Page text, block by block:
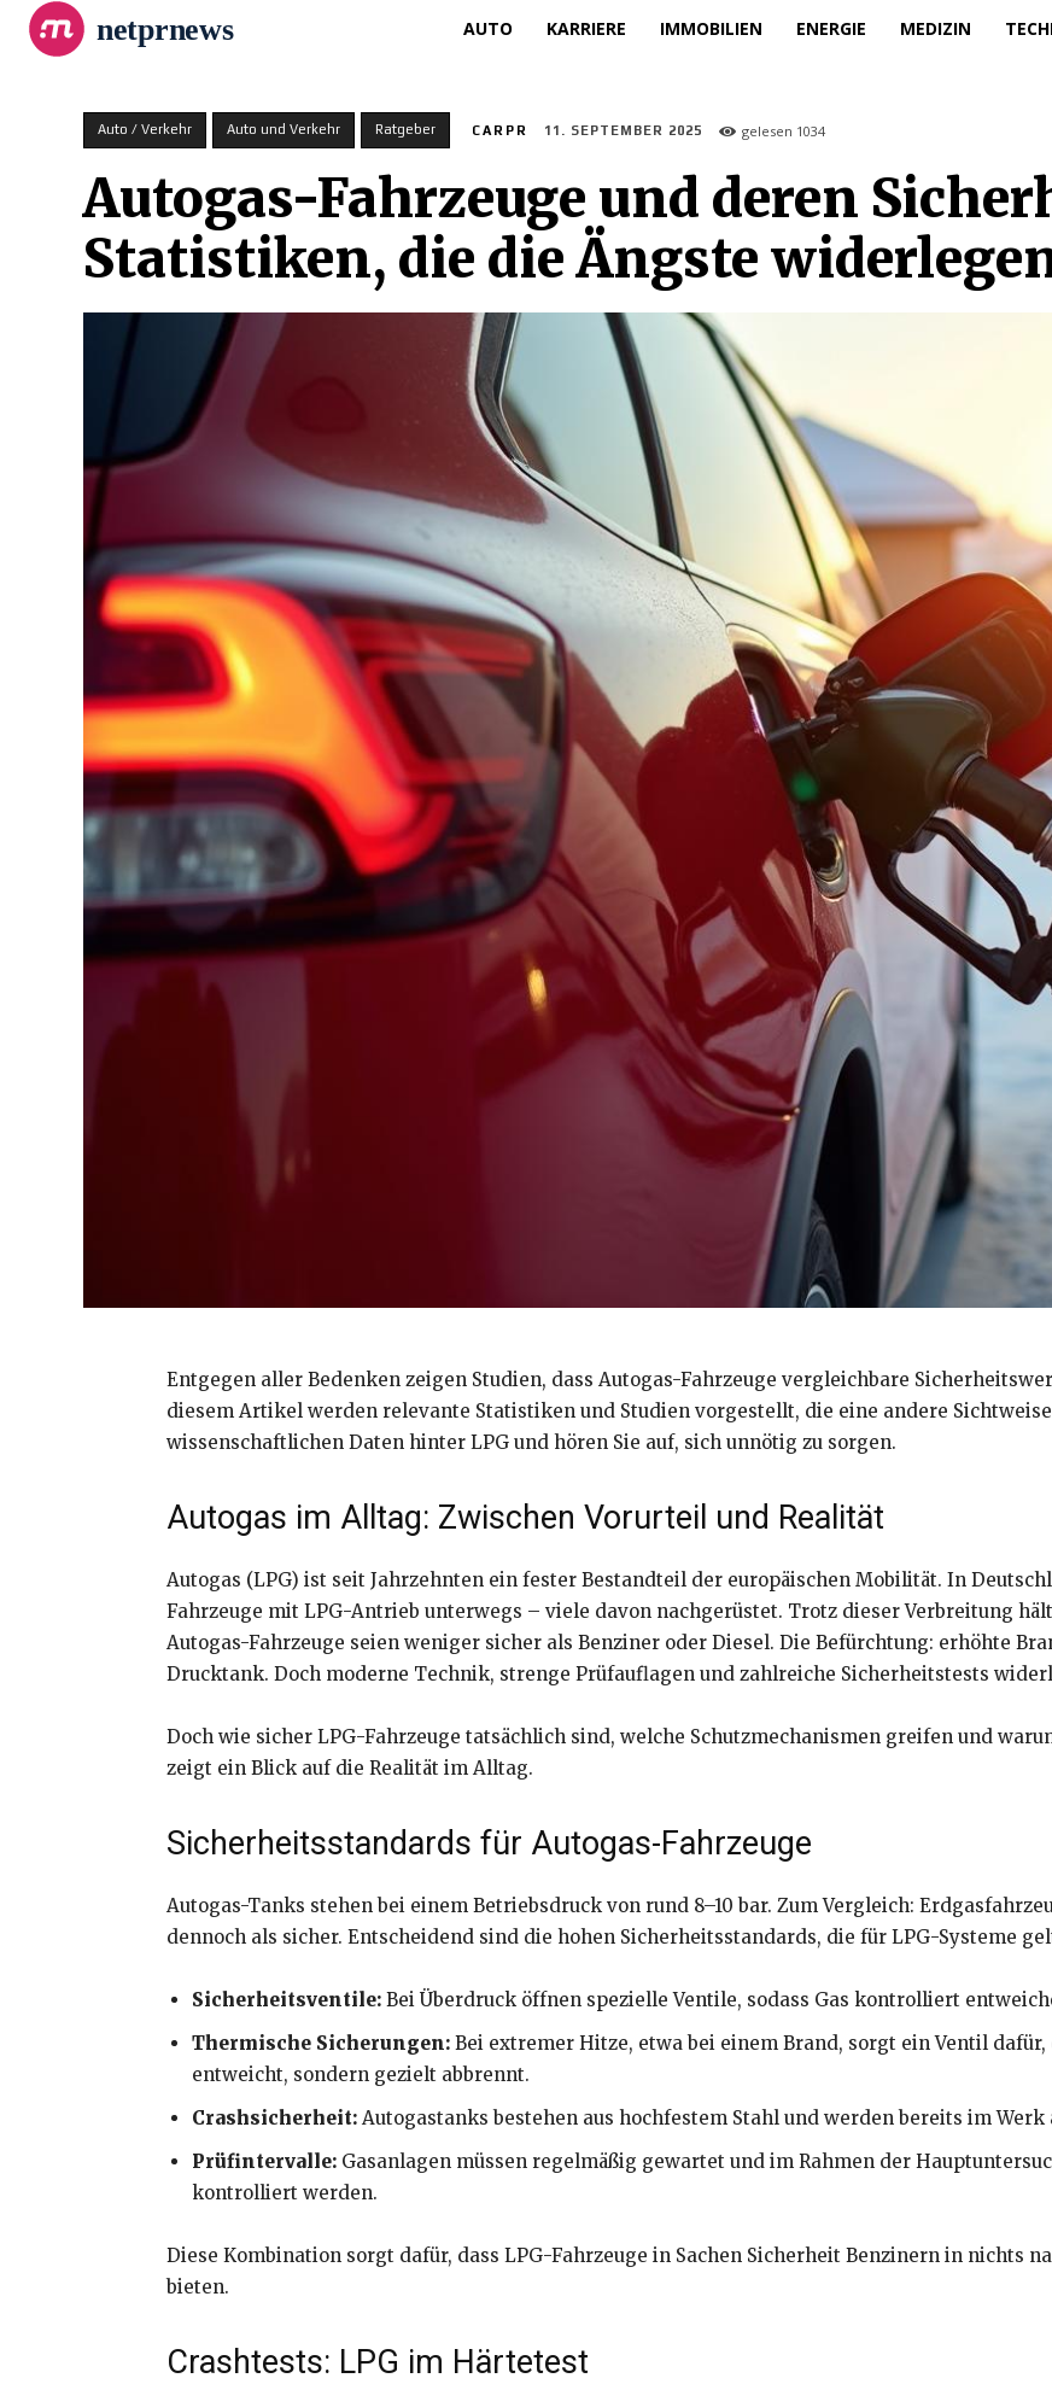
netprnews AUTO KARRIERE IMMOBILIEN ENERGIE MEDIZIN
Auto / Verkehr Auto und Verkehr Ratgeber CARPR 11. SEPTEMBER 2025 gelesen 1034
Autogas-Fahrzeuge und deren
Statistiken, die die Ängste
Entgegen aller Bedenken zeigen Studien, dass Autogas-Fahrzeuge vergleichbare
diesem Artikel werden relevante Statistiken und Studien vorgestellt, die eine andere
wissenschaftlichen Daten hinter LPG und hören Sie auf, sich unnötig zu sorgen.
Autogas im Alltag: Zwischen Vorurteil und Realität
Autogas (LPG) ist seit Jahrzehnten ein fester Bestandteil der europäischen Mobilität. In
Fahrzeuge mit LPG-Antrieb unterwegs – viele davon nachgerüstet. Trotz dieser Verbreitung
Autogas-Fahrzeuge seien weniger sicher als Benziner oder Diesel. Die Befürchtung: erhöhte
Drucktank. Doch moderne Technik, strenge Prüfauflagen und zahlreiche Sicherheitstests
Doch wie sicher LPG-Fahrzeuge tatsächlich sind, welche Schutzmechanismen greifen und
zeigt ein Blick auf die Realität im Alltag.
Sicherheitsstandards für Autogas-Fahrzeuge
Autogas-Tanks stehen bei einem Betriebsdruck von rund 8–10 bar. Zum Vergleich:
dennoch als sicher. Entscheidend sind die hohen Sicherheitsstandards, die für LPG-Systeme
Sicherheitsventile: Bei Überdruck öffnen spezielle Ventile, sodass Gas kontrolliert
Thermische Sicherungen: Bei extremer Hitze, etwa bei einem Brand, sorgt ein Ventil
entweicht, sondern gezielt abbrennt.
Crashsicherheit: Autogastanks bestehen aus hochfestem Stahl und werden bereits im
Prüfintervalle: Gasanlagen müssen regelmäßig gewartet und im Rahmen der
kontrolliert werden.
Diese Kombination sorgt dafür, dass LPG-Fahrzeuge in Sachen Sicherheit Benzinern in nichts
bieten.
Crashtests: LPG im Härtetest